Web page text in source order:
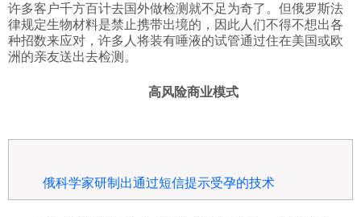
许多客户千方百计去国外做检测就不足为奇了。但俄罗斯法
律规定生物材料是禁止携带出境的，因此人们不得不想出各
种招数来应对，许多人将装有唾液的试管通过住在美国或欧
洲的亲友送出去检测。
高风险商业模式
俄科学家研制出通过短信提示受孕的技术